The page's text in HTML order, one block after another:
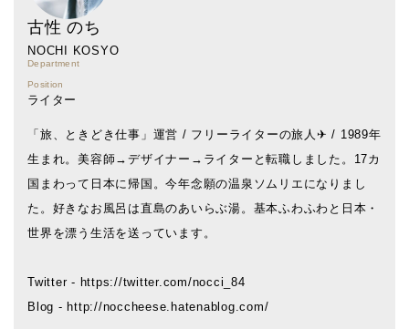
古性 のち
NOCHI KOSYO
Department
Position
ライター
「旅、ときどき仕事」運営 / フリーライターの旅人✈︎ / 1989年
生まれ。美容師→デザイナー→ライターと転職しました。17カ
国まわって日本に帰国。今年念願の温泉ソムリエになりまし
た。好きなお風呂は直島のあいらぶ湯。基本ふわふわと日本・
世界を漂う生活を送っています。
Twitter - https://twitter.com/nocci_84
Blog - http://noccheese.hatenablog.com/